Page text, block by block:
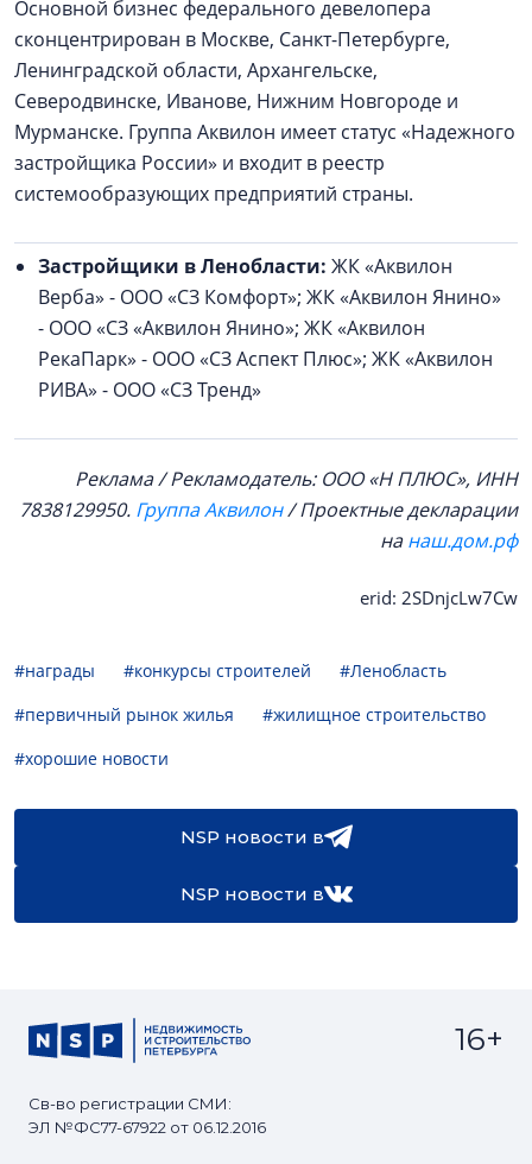
Основной бизнес федерального девелопера
сконцентрирован в Москве, Санкт-Петербурге,
Ленинградской области, Архангельске,
Северодвинске, Иванове, Нижним Новгороде и
Мурманске. Группа Аквилон имеет статус «Надежного
застройщика России» и входит в реестр
системообразующих предприятий страны.
Застройщики в Ленобласти: ЖК «Аквилон
Верба» - ООО «СЗ Комфорт»; ЖК «Аквилон Янино»
- ООО «СЗ «Аквилон Янино»; ЖК «Аквилон
РекаПарк» - ООО «СЗ Аспект Плюс»; ЖК «Аквилон
РИВА» - ООО «СЗ Тренд»
Реклама / Рекламодатель: ООО «Н ПЛЮС», ИНН
7838129950. Группа Аквилон/ Проектные декларации
нанаш.дом.рф
erid: 2SDnjcLw7Cw
#награды #конкурсы строителей
#Ленобласть
#первичный рынок жилья
#жилищное строительство
#хорошие новости
NSP новости в
NSP новости в
Св-во регистрации СМИ:
ЭЛ №ФС77-67922 от 06.12.2016
16+